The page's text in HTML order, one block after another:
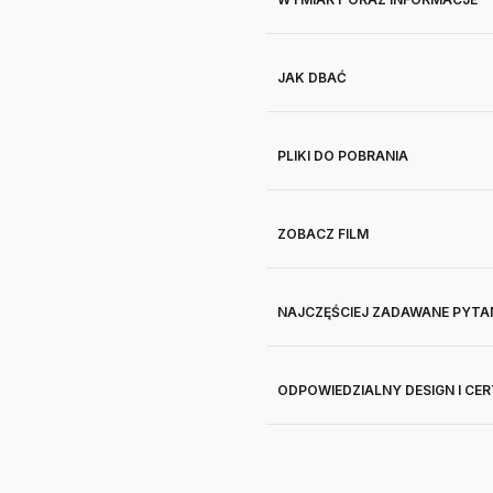
JAK DBAĆ
PLIKI DO POBRANIA
ZOBACZ FILM
NAJCZĘŚCIEJ ZADAWANE
ODPOWIEDZIALNY DESIGN I